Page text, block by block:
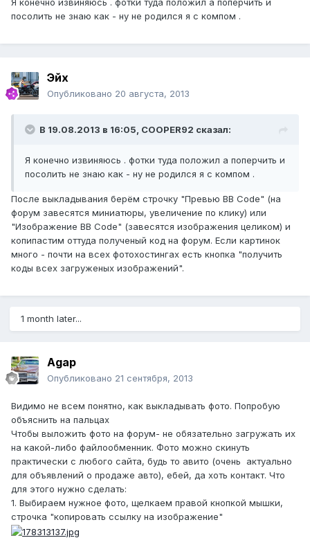
Я конечно извиняюсь . фотки туда положил а поперчить и
посолить не знаю как - ну не родился я с компом .
Эйх
Опубликовано 20 августа, 2013
В 19.08.2013 в 16:05, COOPER92 сказал:
Я конечно извиняюсь . фотки туда положил а поперчить и
посолить не знаю как - ну не родился я с компом .
После выкладывания берём строчку "Превью BB Code" (на
форум завесятся миниатюры, увеличение по клику) или
"Изображение BB Code" (завесятся изображения целиком) и
копипастим оттуда полученый код на форум. Если картинок
много - почти на всех фотохостингах есть кнопка "получить
коды всех загруженых изображений".
1 month later...
Agap
Опубликовано 21 сентября, 2013
Видимо не всем понятно, как выкладывать фото. Попробую
объяснить на пальцах
Чтобы выложить фото на форум- не обязательно загружать их
на какой-либо файлообменник. Фото можно скинуть
практически с любого сайта, будь то авито (очень актуально
для объявлений о продаже авто), ебей, да хоть контакт. Что
для этого нужно сделать:
1. Выбираем нужное фото, щелкаем правой кнопкой мышки,
строчка "копировать ссылку на изображение"